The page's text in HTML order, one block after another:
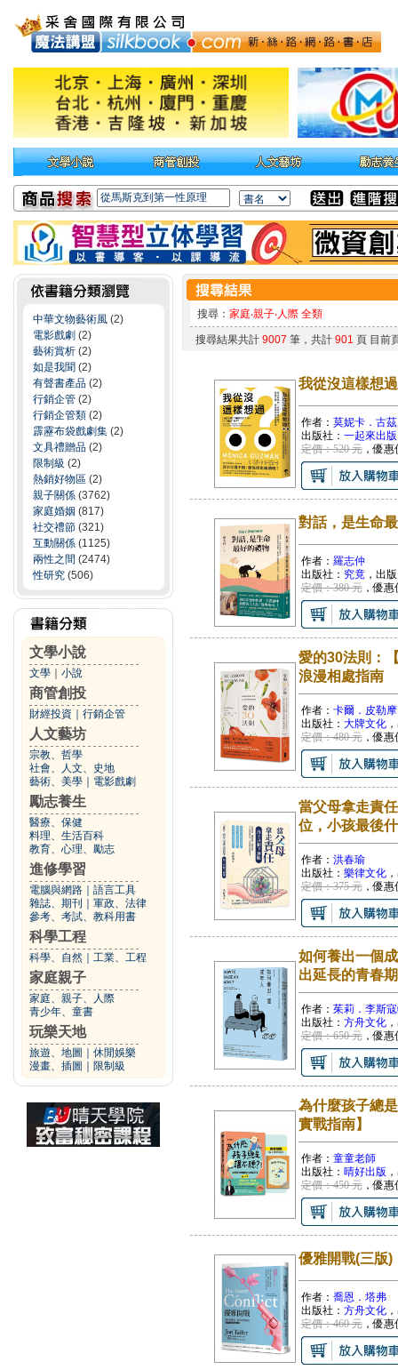
中華文物藝術風 (2)
電影戲劇 (2)
藝術賞析 (2)
如是我聞 (2)
有聲書產品 (2)
行銷企管 (2)
行銷企管類 (2)
霹靂布袋戲劇集 (2)
文具禮贈品 (2)
限制級 (2)
熱銷好物區 (2)
親子關係 (3762)
家庭婚姻 (817)
社交禮節 (321)
互動關係 (1125)
兩性之間 (2474)
性研究 (506)
文學小說
文學 小說
商管創投
財經投資 行銷企管
人文藝坊
宗教、哲學
社會、人文、史地
藝術、美學
電影戲劇
勵志養生
醫療、保健
料理、生活百科
教育、心理、勵志
進修學習
電腦與網路
語言工具
雜誌、期刊
軍政、法律
參考、考試、教科用書
科學工程
科學、自然 工業、工程
家庭親子
家庭、親子、人際
青少年、童書
玩樂天地
旅遊、地圖
休閒娛樂
漫畫、插圖
限制級
搜尋： 家庭‧親子‧人際 全類
搜尋結果共計 9007 筆，共計 901 頁 目前
我從沒這樣想
作者： 莫妮卡．古
出版社： 一起來出版
定價：520 元，優惠
對話，是生命
作者： 羅志仲
出版社： 究竟，出
定價：380 元，優惠
愛的30法則：
浪漫相處指南
作者： 卡爾．皮勒摩
出版社： 大牌文化
定價：480 元，優惠
當父母拿走責
位，小孩最後
作者： 洪春瑜
出版社： 樂律文化
定價：375 元，優惠
如何養出一個
出延長的青春期
作者： 茱莉．李斯
出版社： 方舟文化
定價：650 元，優惠
為什麼孩子總
實戰指南】
作者： 童童老師
出版社： 晴好出版
定價：450 元，優惠
優雅開戰(三版)
作者： 喬恩．塔弗
出版社： 方舟文化
定價：460 元，優惠